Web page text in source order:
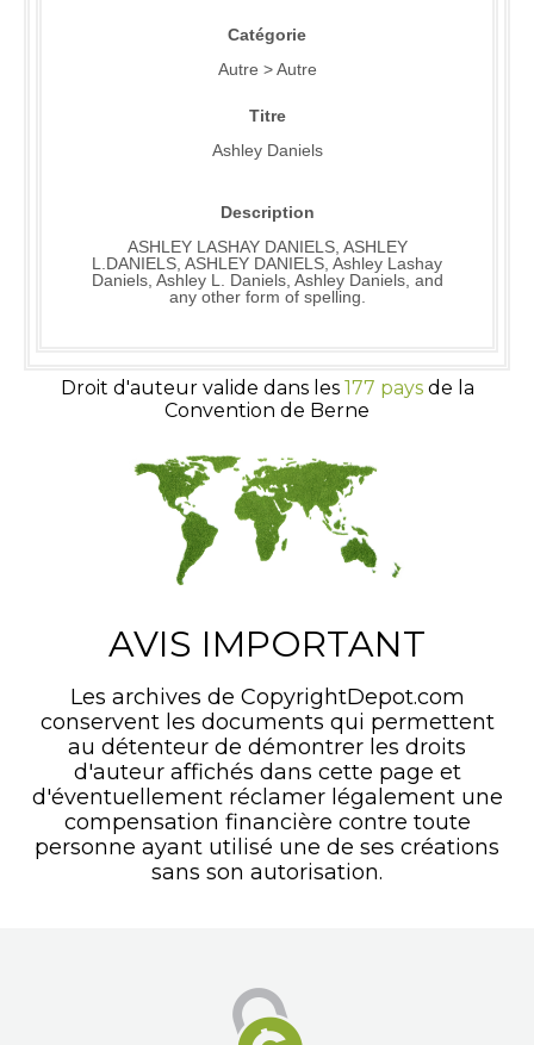
Catégorie
Autre > Autre
Titre
Ashley Daniels
Description
ASHLEY LASHAY DANIELS, ASHLEY
L.DANIELS, ASHLEY DANIELS, Ashley Lashay
Daniels, Ashley L. Daniels, Ashley Daniels, and
any other form of spelling.
Droit d'auteur valide dans les 177 paysde la
Convention de Berne
AVIS IMPORTANT
Les archives de CopyrightDepot.com
conservent les documents qui permettent
au détenteur de démontrer les droits
d'auteur affichés dans cette page et
d'éventuellement réclamer légalement une
compensation financière contre toute
personne ayant utilisé une de ses créations
sans son autorisation.